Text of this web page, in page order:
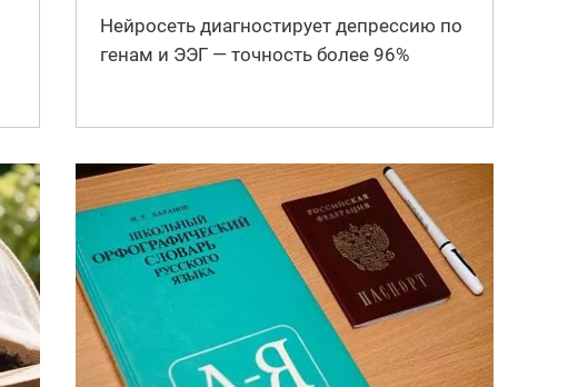
Нейросеть диагностирует депрессию по
генам и ЭЭГ — точность более 96%